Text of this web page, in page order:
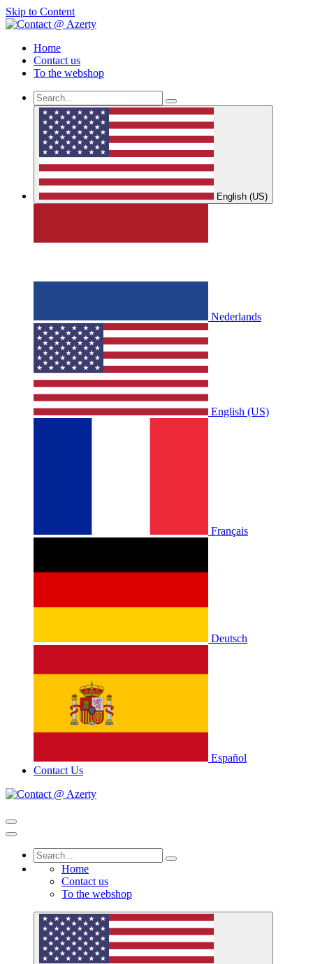
Skip to Content
Home
Contact us
To the webshop
English (US)
Nederlands
English (US)
Français
Deutsch
Español
Contact Us
Home
Contact us
To the webshop